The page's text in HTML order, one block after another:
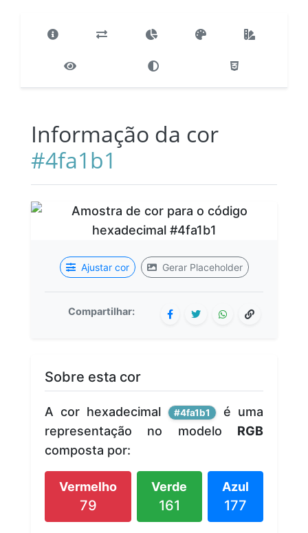
Informação da cor
#4fa1b1
Ajustar cor Gerar Placeholder
Compartilhar:
Sobre esta cor
A cor hexadecimal #4fa1b1
é uma
representação no modelo RGB
composta por:
Vermelho
79
Verde
161
Azul
177